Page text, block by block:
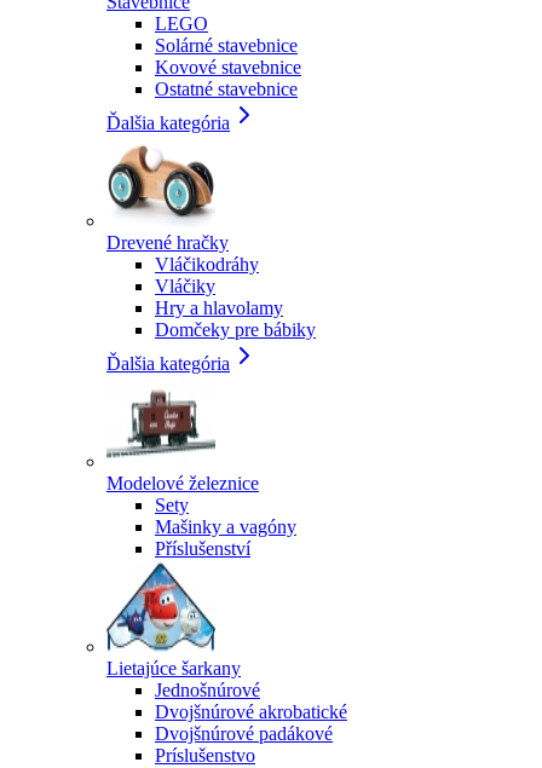
LEGO
Solárné stavebnice
Kovové stavebnice
Ostatné stavebnice
Ďalšia kategória
Drevené hračky
Vláčikodráhy
Vláčiky
Hry a hlavolamy
Domčeky pre bábiky
Ďalšia kategória
Modelové železnice
Sety
Mašinky a vagóny
Příslušenství
Lietajúce šarkany
Jednošnúrové
Dvojšnúrové akrobatické
Dvojšnúrové padákové
Príslušenstvo